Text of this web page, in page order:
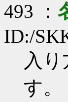
493 ：
ID:/
入
す。